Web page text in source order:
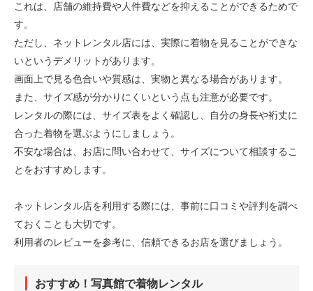
これは、店舗の維持費や人件費などを抑えることができるためで
す。
ただし、ネットレンタル店には、実際に着物を見ることができな
いというデメリットがあります。
画面上で見る色合いや質感は、実物と異なる場合があります。
また、サイズ感が分かりにくいという点も注意が必要です。
レンタルの際には、サイズ表をよく確認し、自分の身長や裄丈に
合った着物を選ぶようにしましょう。
不安な場合は、お店に問い合わせて、サイズについて相談するこ
とをおすすめします。
ネットレンタル店を利用する際には、事前に口コミや評判を調べ
ておくことも大切です。
利用者のレビューを参考に、信頼できるお店を選びましょう。
おすすめ！写真館で着物レンタル